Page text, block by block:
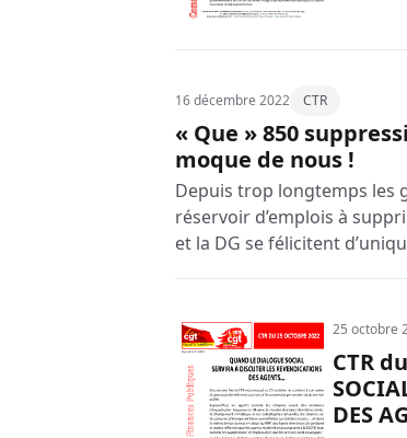
16 décembre 2022 CTR
« Que » 850
moque de nous !
Depuis trop longtemps les
réservoir d’emplois à
et la DG se félicitent
25 octobre
CTR
DES